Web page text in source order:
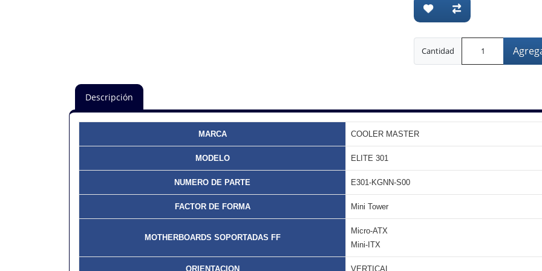
Cantidad
Descripción
MARCA COOLER MASTER
MODELO ELITE 301
NUMERO DE PARTE E301-KGNN-S00
FACTOR DE FORMA Mini Tower
MOTHERBOARDS SOPORTADAS FF
Micro-ATX
Mini-ITX
ORIENTACION VERTICAL